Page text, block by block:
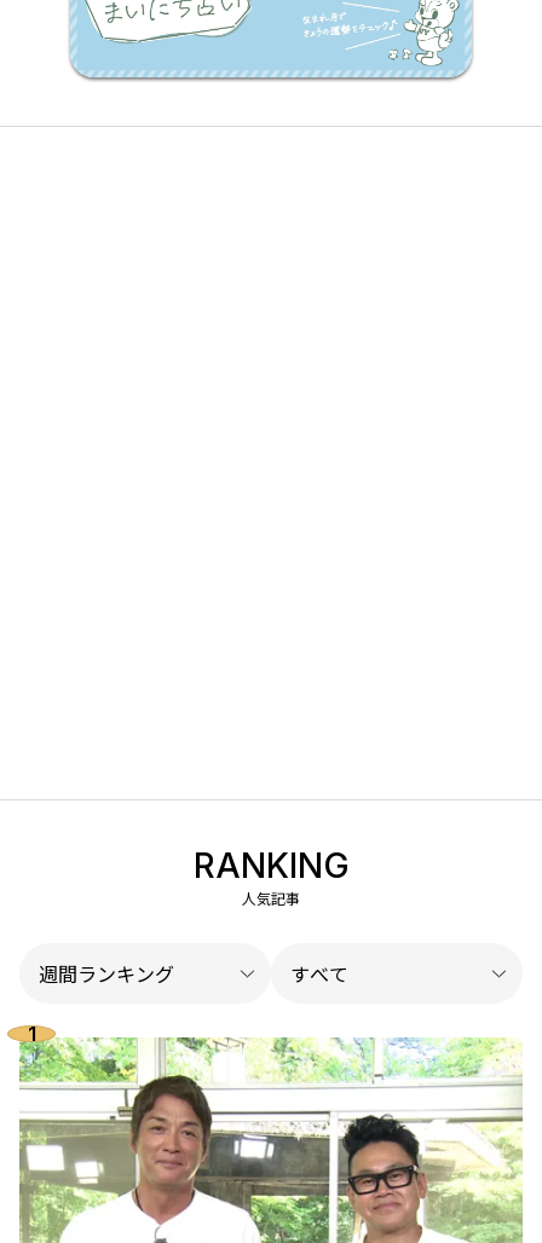
RANKING
人気記事